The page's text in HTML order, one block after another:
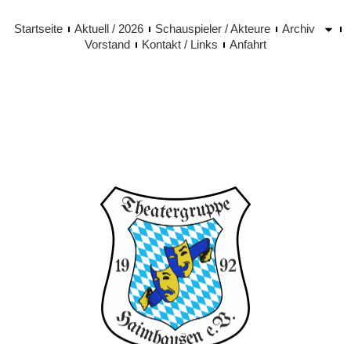
Startseite Aktuell / 2026 Schauspieler / Akteure
Archiv
Vorstand
Kontakt / Links Anfahrt